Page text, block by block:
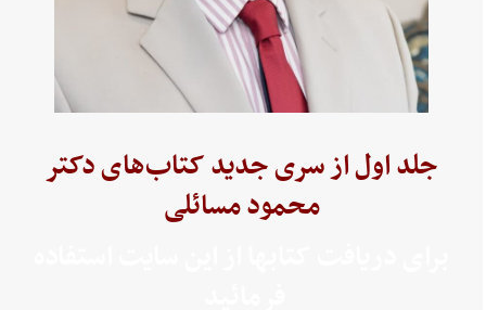
جلد اول از سری جدید کتاب‌های دکتر
محمود مسائلی